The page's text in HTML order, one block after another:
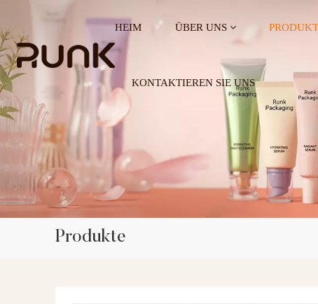
HEIM ÜBER UNS
KONTAKTIEREN SIE UNS
Produkte